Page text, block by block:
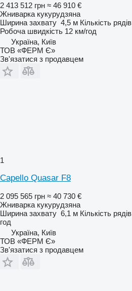
2 413 512 грн ≈ 46 910 €
Жниварка кукурудзяна
Ширина захвату 4,5 м Кількість рядів
Робоча швидкість 12 км/год
Україна, Київ
ТОВ «ФЕРМ Є»
Зв'язатися з продавцем
1
Capello Quasar F8
2 095 565 грн ≈ 40 730 €
Жниварка кукурудзяна
Ширина захвату 6,1 м Кількість рядів
год
Україна, Київ
ТОВ «ФЕРМ Є»
Зв'язатися з продавцем